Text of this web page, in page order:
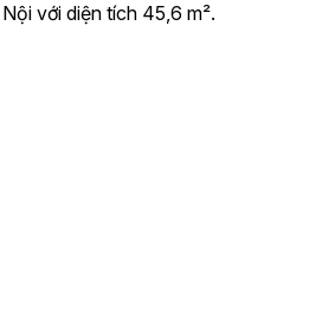
với diện tích 45,6 m².